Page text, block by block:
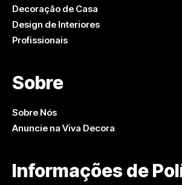
Decoração de Casa
Design de Interiores
Profissionais
Sobre
Sobre Nós
Anuncie na Viva Decora
Informações de